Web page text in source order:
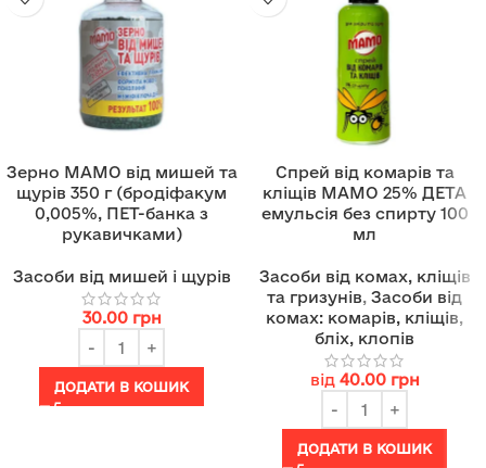
Зерно МАМО від мишей та
щурів 350 г (бродіфакум
0,005%, ПЕТ-банка з
рукавичками)
Засоби від мишей і щурів
30.00 грн
ДОДАТИ В КОШИК
Спрей від комарів та
кліщів MAMO 25% ДЕТА
емульсія без спирту 100
мл
Засоби від комах, кліщів
та гризунів, Засоби від
комах: комарів, кліщів,
бліх, клопів
від 40.00 грн
ДОДАТИ В КОШИК